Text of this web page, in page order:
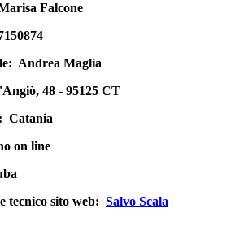
Falcone
Andrea Maglia
48 - 95125 CT
Catania
on line
tecnico sito web: Salvo Scala